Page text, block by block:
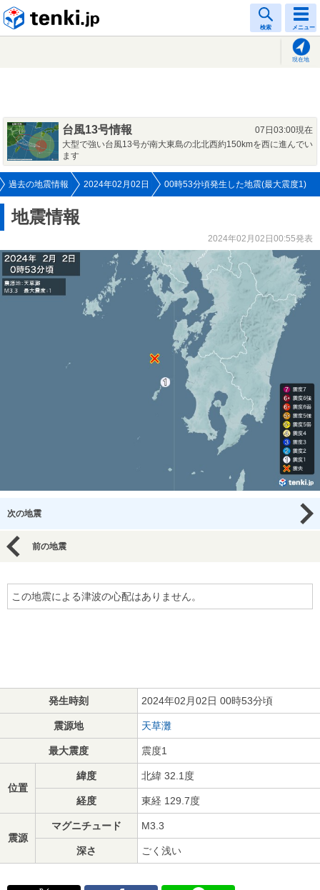
検索 メニュー
現在地
台風13号情報
07日03:00現在
大型で強い台風13号が南大東島の北北西約150kmを西に進んでい
ます
過去の地震情報 2024年02月02日 00時53分頃発生した地震(最大震度1)
地震情報
2024年02月02日00:55発表
次の地震
前の地震
この地震による津波の心配はありません。
発生時刻 2024年02月02日 00時53分頃
震源地 天草灘
最大震度 震度1
位置
緯度 北緯 32.1度
経度 東経 129.7度
震源
マグニチュード M3.3
深さ ごく浅い